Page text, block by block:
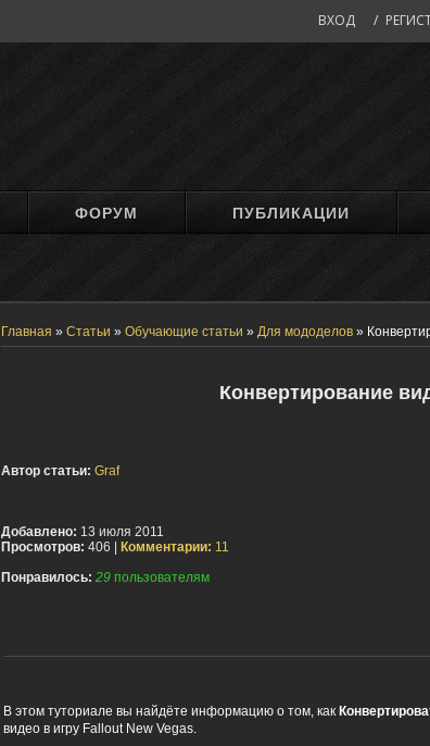
ВХОД /
ФОРУМ ПУБЛИКАЦИИ
Главная » Статьи » Обучающие статьи » Для мододелов »
Конвертирование
Автор статьи: Graf
Добавлено: 13 июля 2011
Просмотров: 406 | Комментарии: 11
Понравилось: 29 пользователям
В этом туториале вы найдёте информацию о том, как
видео в игру Fallout New Vegas.